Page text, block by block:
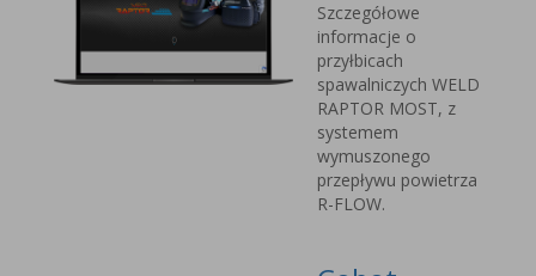
Szczegółowe
informacje o
przyłbicach
spawalniczych WELD
RAPTOR MOST, z
systemem
wymuszonego
przepływu powietrza
R-FLOW.